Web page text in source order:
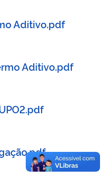
Aditivo.pdf
Aditivo.pdf